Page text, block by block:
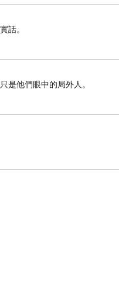
話。
是他們眼中的局外人。